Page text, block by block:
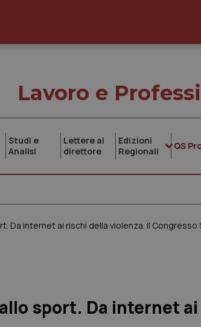
Lavoro e
Studi e
Analisi
Lettere al
direttore
Edizioni
Regionali
QS
Da internet ai rischi della violenza. Il Congresso
sport. Da internet